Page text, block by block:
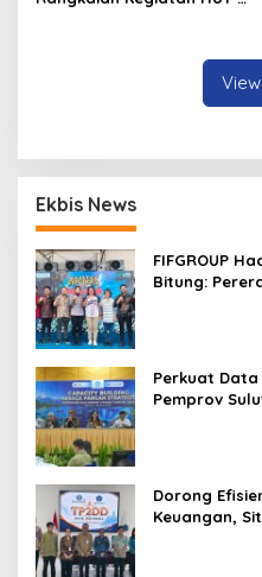
Ekbis News
FIFGROUP
Bitung:
Perkuat
Pemprov
Dorong
Keuangan,